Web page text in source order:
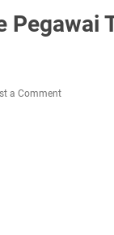
Pegawai
a Comment